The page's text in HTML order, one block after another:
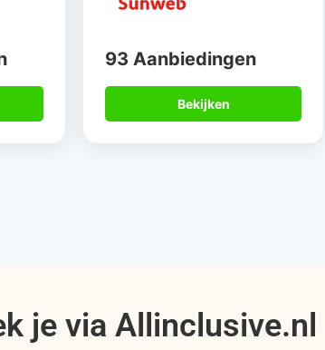
93 Aanbiedingen
Bekijken
je via Allinclusive.nl